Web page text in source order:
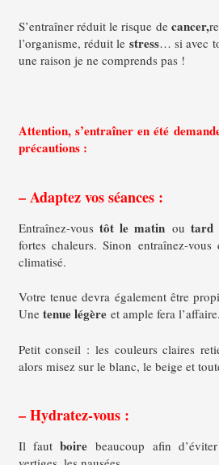
S’entraîner réduit le risque de cancer,
l’organisme, réduit le stress… si avec
une raison je ne comprends pas !
Attention, s’entraîner en été
précautions :
– Adaptez vos séances :
Entraînez-vous tôt le matin outard
fortes chaleurs. Sinon entraînez-
climatisé.
Votre tenue devra également être
Une tenue légère et ample fera l’affaire.
Petit conseil : les couleurs claires
alors misez sur le blanc, le beige et
– Hydratez-vous :
Il fautboirebeaucoup afin